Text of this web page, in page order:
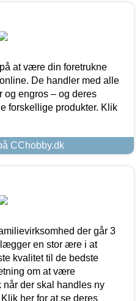
at være din foretrukne
De handler med alle
og engros – og deres
forskellige produkter. Klik
CChobby.dk
der går 3
en stor ære i at
kvalitet til de bedste
om at være
når der skal handles ny
her for at se deres